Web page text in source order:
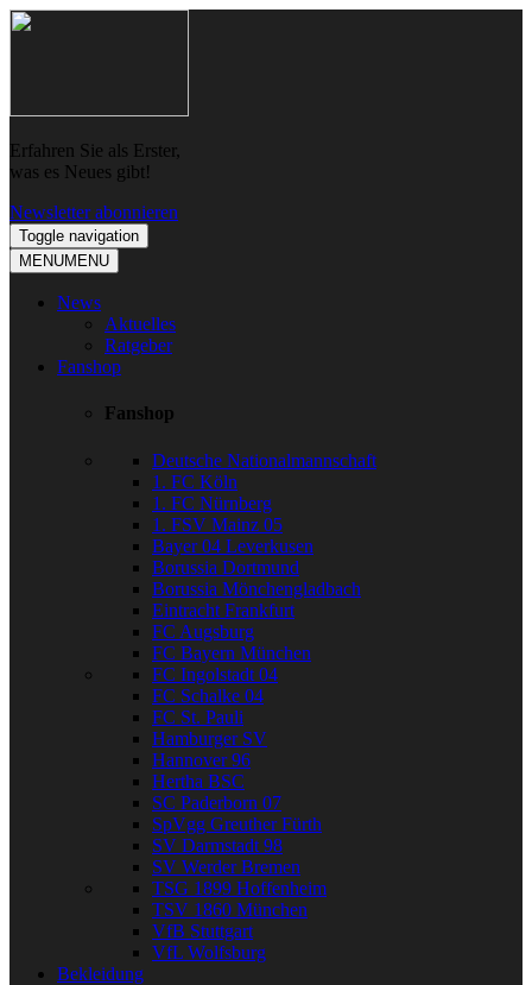
Skip
Skip
Erfahren Sie als Erster,
was es Neues gibt!
Newsletter abonnieren
Toggle navigation
MENUMENU
News
Aktuelles
Ratgeber
Fanshop
Fanshop
Deutsche Nationalmannschaft
1. FC Köln
1. FC Nürnberg
1. FSV Mainz 05
Bayer 04 Leverkusen
Borussia Dortmund
Borussia Mönchengladbach
Eintracht Frankfurt
FC Augsburg
FC Bayern München
FC Ingolstadt 04
FC Schalke 04
FC St. Pauli
Hamburger SV
Hannover 96
Hertha BSC
SC Paderborn 07
SpVgg Greuther Fürth
SV Darmstadt 98
SV Werder Bremen
TSG 1899 Hoffenheim
TSV 1860 München
VfB Stuttgart
VfL Wolfsburg
Bekleidung